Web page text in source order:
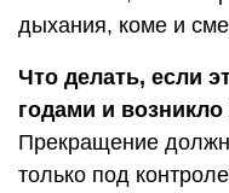
дыхания, коме и
Что делать, если
годами и
Прекращение
только под